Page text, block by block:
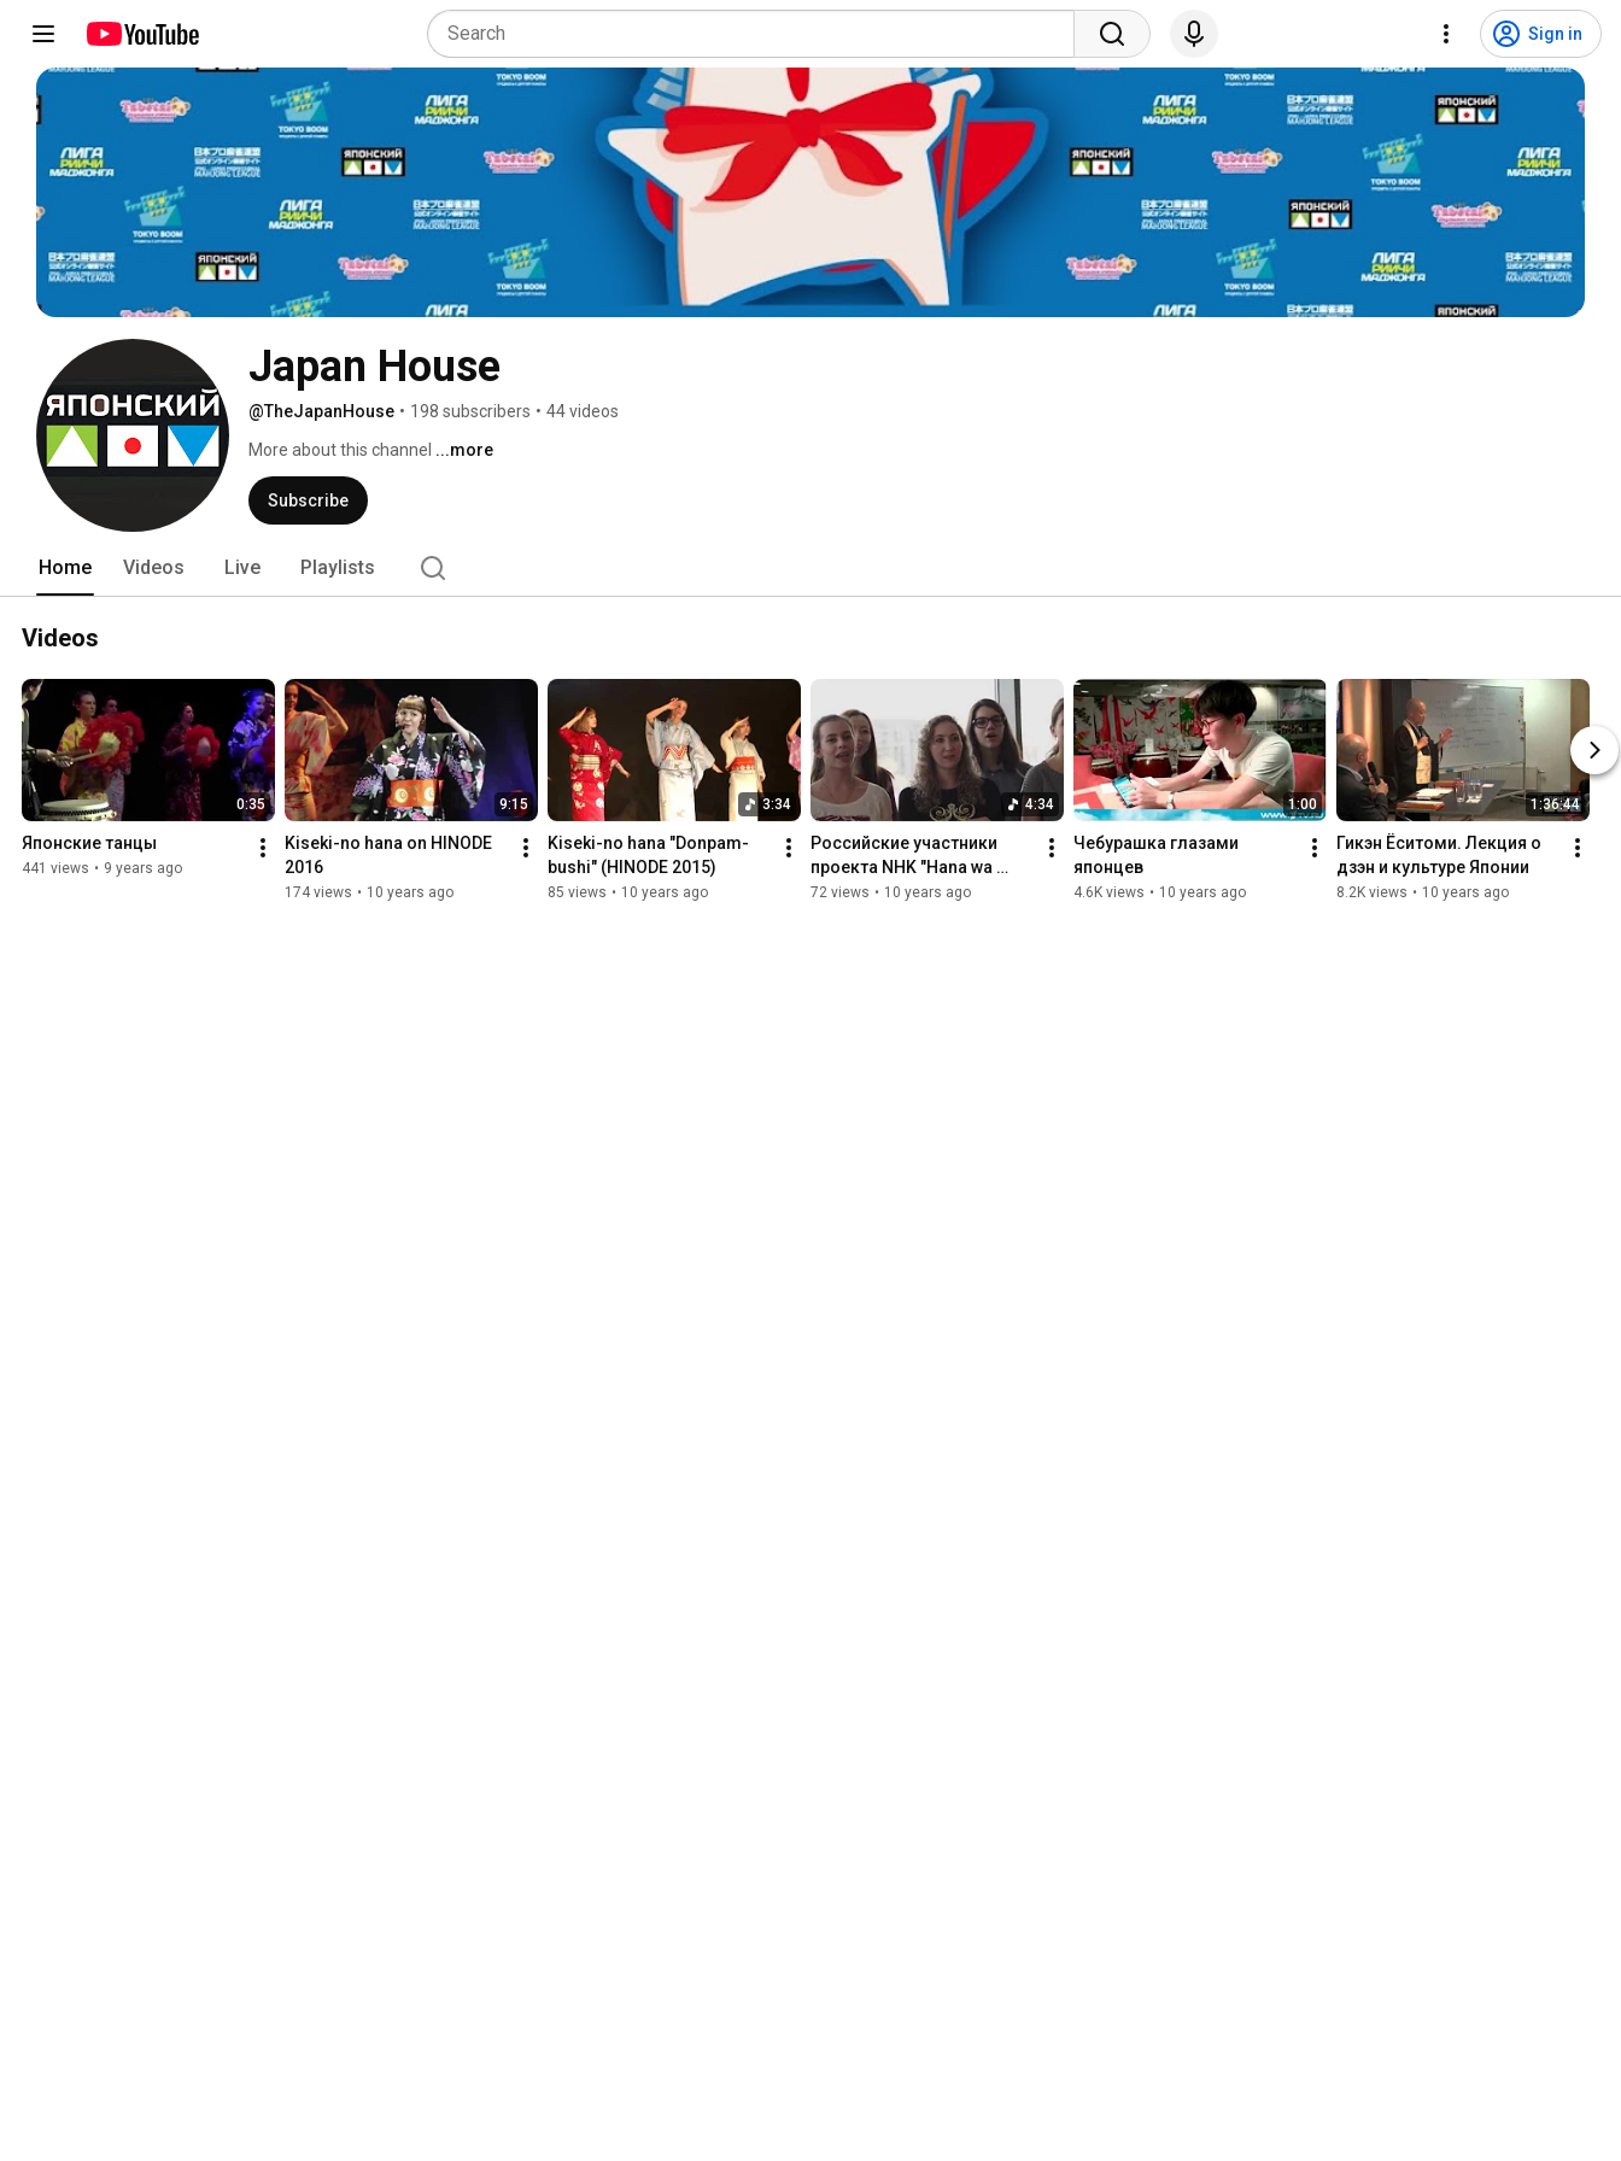
Sign in
Japan House
@TheJapanHouse • 198 subscribers • 44 videos
More about this channel ...more
Subscribe
Home Videos Live Playlists
Videos
0:35
Японские танцы
441 views • 9 years ago
9:15
Kiseki-no hana on HINODE
2016
174 views • 10 years ago
3:34
Kiseki-no hana "Donpam-
bushi" (HINODE 2015)
85 views • 10 years ago
4:34
Российские участники
проекта NHK "Hana wa
saku"
72 views • 10 years ago
1:00
Чебурашка глазами
японцев
4.6K views • 10 years ago
1:36:44
Гикэн Ёситоми. Лекция о
дзэн и культуре Японии
8.2K views • 10 years ago